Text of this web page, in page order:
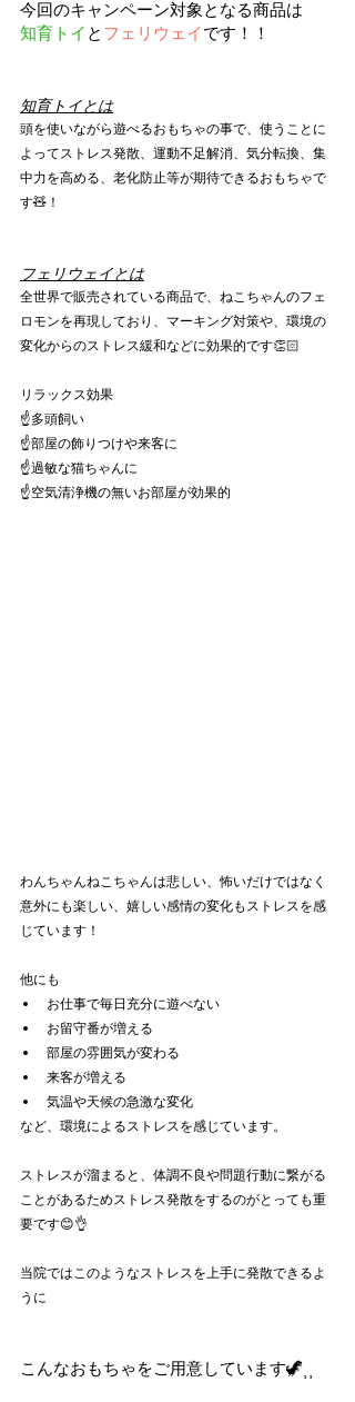
今回のキャンペーン対象となる商品は
知育トイ と フェリウェイです！！
知育トイとは
頭を使いながら遊べるおもちゃの事で、使うことに
よってストレス発散、運動不足解消、気分転換、集
中力を高める、老化防止等が期待できるおもちゃで
す🧸！
フェリウェイとは
全世界で販売されている商品で、ねこちゃんのフェ
ロモンを再現しており、マーキング対策や、環境の
変化からのストレス緩和などに効果的です👏🏻
リラックス効果
☝️多頭飼い
☝️部屋の飾りつけや来客に
☝️過敏な猫ちゃんに
☝️空気清浄機の無いお部屋が効果的
わんちゃんねこちゃんは悲しい、怖いだけではなく
意外にも楽しい、嬉しい感情の変化もストレスを感
じています！
他にも
お仕事で毎日充分に遊べない
お留守番が増える
部屋の雰囲気が変わる
来客が増える
気温や天候の急激な変化
など、環境によるストレスを感じています。
ストレスが溜まると、体調不良や問題行動に繋がる
ことがあるためストレス発散をするのがとっても重
要です😊👌
当院ではこのようなストレスを上手に発散できるよ
うに
こんなおもちゃをご用意しています🦖⸒⸒